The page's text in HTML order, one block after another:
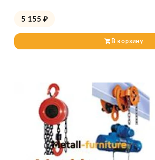
5 155 ₽
В корзину